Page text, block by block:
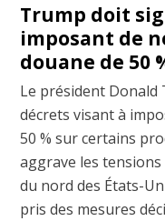
Trump doit
imposant de
douane de 50
Le président Donald
décrets visant à
50 % sur certains
aggrave les tensions
du nord des États-
pris des mesures